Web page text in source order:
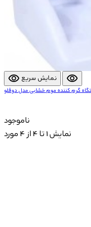
visibility نمایش سریع visibility
گرم کننده موم خشابی مدل دوقلو
ناموجود
نمایش 1 تا 4 از 4 مورد